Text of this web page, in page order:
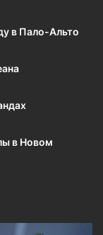
в Пало-Альто
в Новом